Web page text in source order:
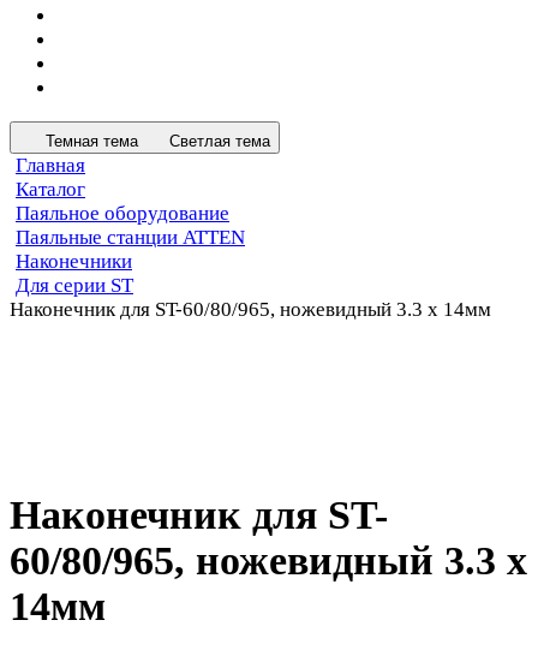
Темная тема Светлая тема
Главная
Каталог
Паяльное оборудование
Паяльные станции ATTEN
Наконечники
Для серии ST
Наконечник для ST-60/80/965, ножевидный 3.3 х 14мм
Наконечник для ST-
60/80/965, ножевидный 3.3 х
14мм